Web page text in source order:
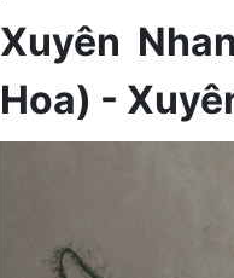
Xuyên
Hoa) -